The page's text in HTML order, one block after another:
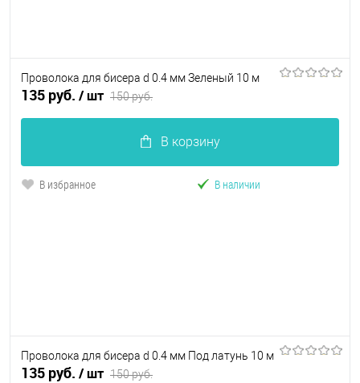
Проволока для бисера d 0.4 мм Зеленый 10 м
135 руб. / шт 150 руб.
В корзину
В избранное В наличии
Проволока для бисера d 0.4 мм Под латунь 10 м
135 руб. / шт 150 руб.